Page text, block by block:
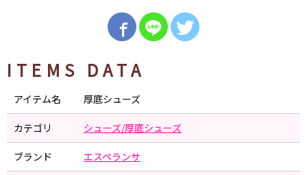
ITEMS DATA
アイテム名 厚底シューズ
カテゴリ シューズ/厚底シューズ
ブランド エスペランサ